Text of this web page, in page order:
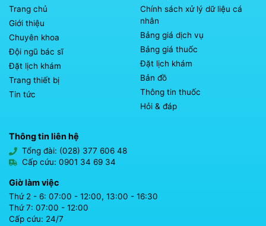
Trang chủ
Giới thiệu
Chuyên khoa
Đội ngũ bác sĩ
Đặt lịch khám
Trang thiết bị
Tin tức
Chính sách xử lý dữ liệu cá
nhân
Bảng giá dịch vụ
Bảng giá thuốc
Đặt lịch khám
Bản đồ
Thông tin thuốc
Hỏi & đáp
Thông tin liên hệ
Tổng đài: (028) 377 606 48
Cấp cứu: 0901 34 69 34
Giờ làm việc
Thứ 2 - 6: 07:00 - 12:00, 13:00 - 16:30
Thứ 7: 07:00 - 12:00
Cấp cứu: 24/7